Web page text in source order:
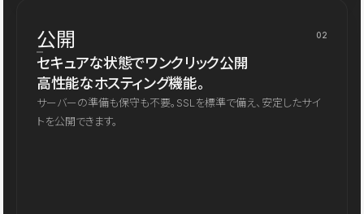
公開 02
セキュアな状態でワンクリック公開
高性能なホスティング機能。
サーバーの準備も保守も不要。SSLを標準で備え、安定したサイ
トを公開できます。